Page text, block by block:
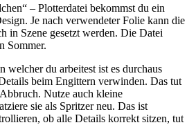
– Plotterdatei bekommst du ein
Je nach verwendeter Folie kann die
in Szene gesetzt werden. Die Datei
Sommer.
welcher du arbeitest ist es durchaus
beim Engittern verwinden. Das tut
Nutze auch kleine
sie als Spritzer neu. Das ist
ob alle Details korrekt sitzen, tut